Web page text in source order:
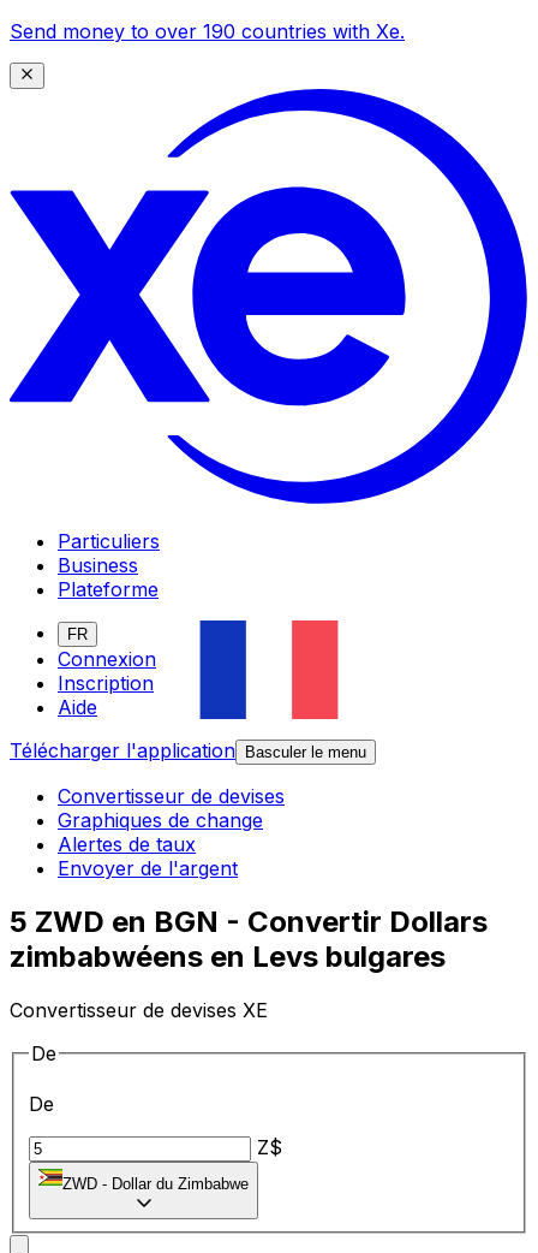
Send money to over 190 countries with Xe.
Particuliers
Business
Plateforme
FR
Connexion
Inscription
Aide
Télécharger l'application
Basculer le menu
Convertisseur de devises
Graphiques de change
Alertes de taux
Envoyer de l'argent
5 ZWD en BGN - Convertir Dollars
zimbabwéens en Levs bulgares
Convertisseur de devises XE
De
De
Z$
ZWD - Dollar du Zimbabwe